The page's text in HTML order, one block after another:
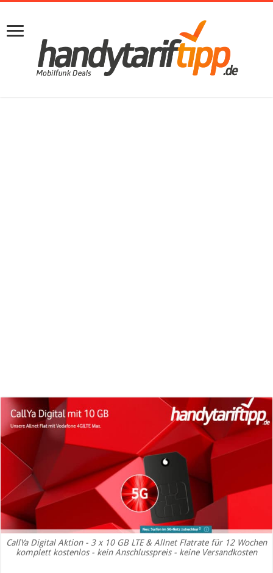
CallYa Digital Aktion - 3 x 10 GB LTE & Allnet Flatrate für 12 Wochen
komplett kostenlos - kein Anschlusspreis - keine Versandkosten